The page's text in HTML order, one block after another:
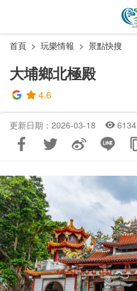
主
首頁 玩樂情報 景點快搜
大埔鄉北極殿
4.6
更新日期：2026-03-18 6134